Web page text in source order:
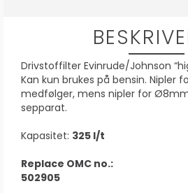
Drivstoffilter Evinrude/Johnson
Kan kun brukes på bensin. Nipler
medfølger, mens nipler for
sepparat.
Kapasitet: 325 l/t
Replace OMC no.:
502905